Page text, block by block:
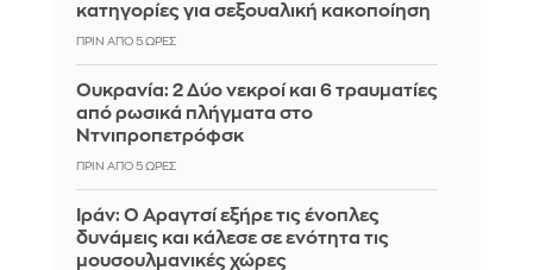
κατηγορίες για σεξουαλική κακοποίηση
ΠΡΙΝ ΑΠΌ 5 ΏΡΕΣ
Ουκρανία: 2 Δύο νεκροί και 6 τραυματίες
από ρωσικά πλήγματα στο
Ντνιπροπετρόφσκ
ΠΡΙΝ ΑΠΌ 5 ΏΡΕΣ
Ιράν: Ο Αραγτσί εξήρε τις ένοπλες
δυνάμεις και κάλεσε σε ενότητα τις
μουσουλμανικές χώρες